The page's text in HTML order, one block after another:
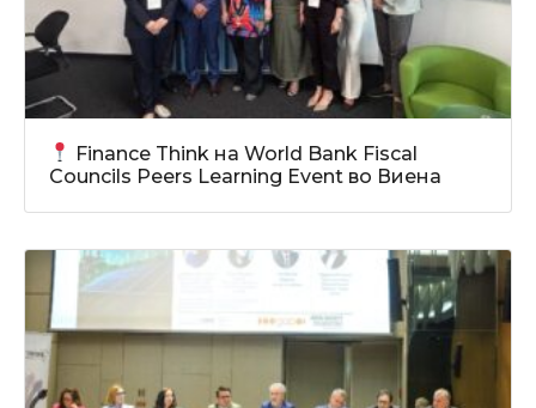
Finance Think на World Bank Fiscal
Councils Peers Learning Event во Виена